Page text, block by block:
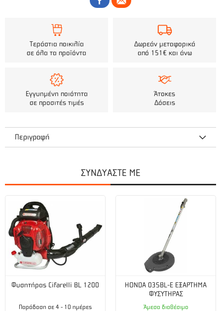
Τεράστια ποικιλία
σε όλα τα προϊόντα
Δωρεάν μεταφορικά
από 151€ και άνω
Εγγυημένη ποιότητα
σε προσιτές τιμές
Άτοκες
Δόσεις
Περιγραφή
Μπαταρία
Τύπος μπαταρίας:
Τάση μπαταρίας (V):18
Μέγιστος χρόνος λειτουργίας (min): 45
ΣΥΝΔΥΑΣΤΕ ΜΕ
Φυσητήρας Cifarelli BL 1200
Παράδοση σε 4 - 10 ημέρες
HONDA 03SBL-E ΕΞΑΡΤΗΜΑ
ΦΥΣΥΤΗΡΑΣ
Άμεσα διαθέσιμο